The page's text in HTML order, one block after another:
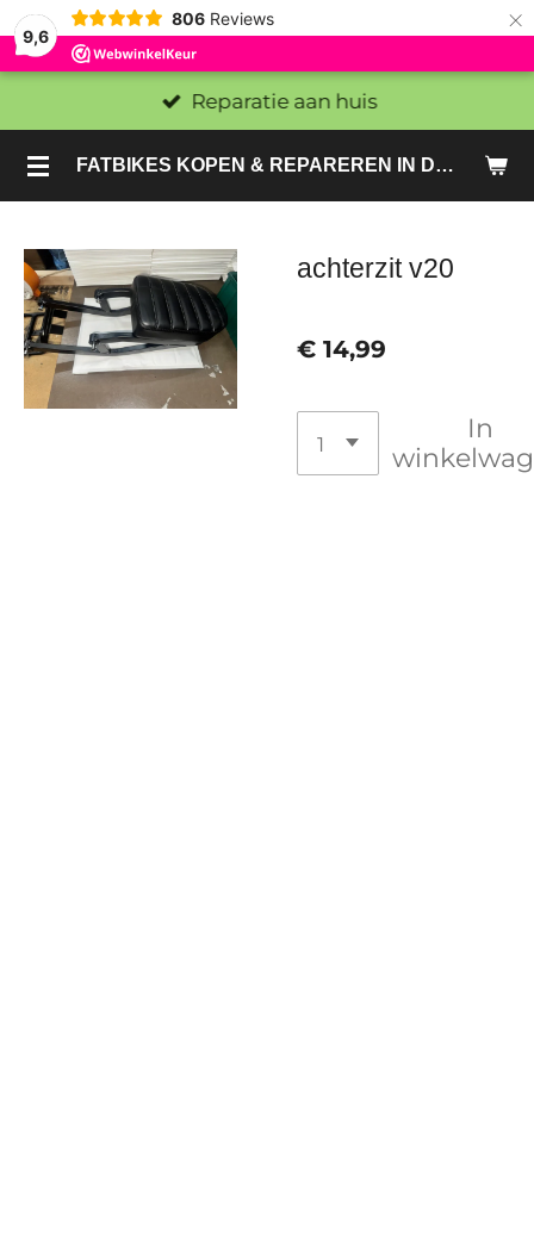
9,6
806 Reviews ×
FATBIKES KOPEN & REPAREREN IN DEN HAAG EN ZOETERMEER - SACHE BIKES
Reparatie aan huis
achterzit v20
€ 14,99
In